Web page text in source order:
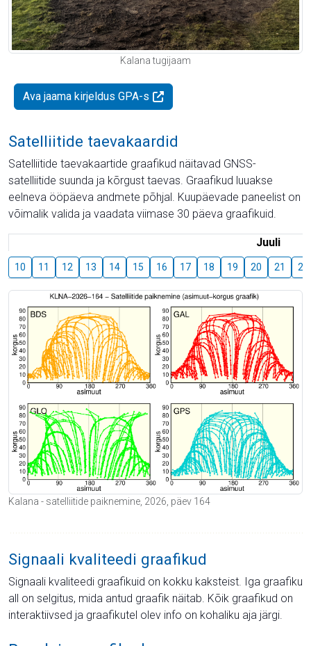
Kalana tugijaam
Ava jaama kirjeldus GPA-s
Satelliitide taevakaardid
Satelliitide taevakaartide graafikud näitavad GNSS-
satelliitide suunda ja kõrgust taevas. Graafikud luuakse
eelneva ööpäeva andmete põhjal. Kuupäevade paneelist on
võimalik valida ja vaadata viimase 30 päeva graafikuid.
Juuli
10 11 12 13 14 15 16 17 18 19 20 21 22
Kalana - satelliitide paiknemine, 2026, päev 164
Signaali kvaliteedi graafikud
Signaali kvaliteedi graafikuid on kokku kaksteist. Iga graafiku
all on selgitus, mida antud graafik näitab. Kõik graafikud on
interaktiivsed ja graafikutel olev info on kohaliku aja järgi.